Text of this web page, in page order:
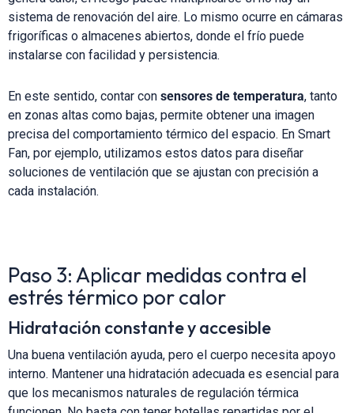
sistema de renovación del aire. Lo mismo ocurre en cámaras
frigoríficas o almacenes abiertos, donde el frío puede
instalarse con facilidad y persistencia.
En este sentido, contar con sensores de temperatura, tanto
en zonas altas como bajas, permite obtener una imagen
precisa del comportamiento térmico del espacio. En Smart
Fan, por ejemplo, utilizamos estos datos para diseñar
soluciones de ventilación que se ajustan con precisión a
cada instalación.
Paso 3: Aplicar medidas contra el
estrés térmico por calor
Hidratación constante y accesible
Una buena ventilación ayuda, pero el cuerpo necesita apoyo
interno. Mantener una hidratación adecuada es esencial para
que los mecanismos naturales de regulación térmica